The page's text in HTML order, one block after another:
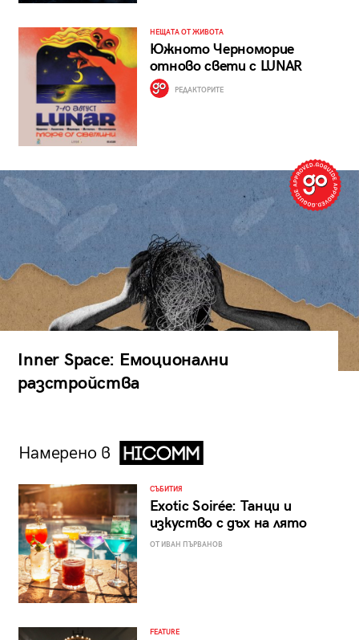
НЕЩАТА ОТ ЖИВОТА
Южното Черноморие
отново свети с LUNAR
РЕДАКТОРИТЕ
Inner Space: Емоционални
разстройства
Намерено в
СЪБИТИЯ
Exotic Soirée: Танци и
изкуство с дъх на лято
ОТ ИВАН ПЪРВАНОВ
FEATURE